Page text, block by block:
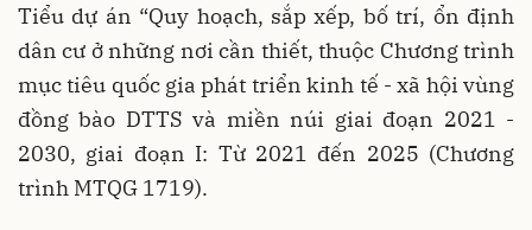
Tiểu dự án “Quy hoạch, sắp xếp, bố trí, ổn định
dân cư ở những nơi cần thiết, thuộc Chương trình
mục tiêu quốc gia phát triển kinh tế - xã hội vùng
đồng bào DTTS và miền núi giai đoạn 2021 -
2030, giai đoạn I: Từ 2021 đến 2025 (Chương
trình MTQG 1719).